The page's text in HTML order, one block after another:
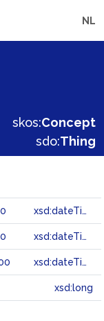
NL
skos:Concept
sdo:Thing
xsd:dateTime
xsd:dateTime
xsd:dateTime
xsd:long